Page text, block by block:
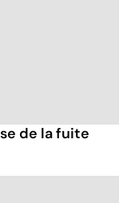
de la fuite